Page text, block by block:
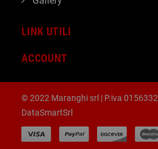
LINK UTILI
ACCOUNT
© 2022 Maranghi srl | P.iva
DataSmartSrl